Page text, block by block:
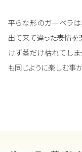
平らな形のガーベラは
出て来て違った表情を
けず茎だけ枯れてし
も同じように楽しむ事